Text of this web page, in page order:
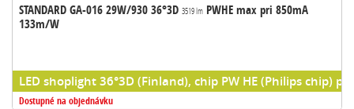
STANDARD GA-016 29W/930 36°3D 3519 lmPWHE max pri 850mA
133m/W
LED shoplight 36°3D (Finland), chip PW HE (Philips chip)
Dostupné na objednávku